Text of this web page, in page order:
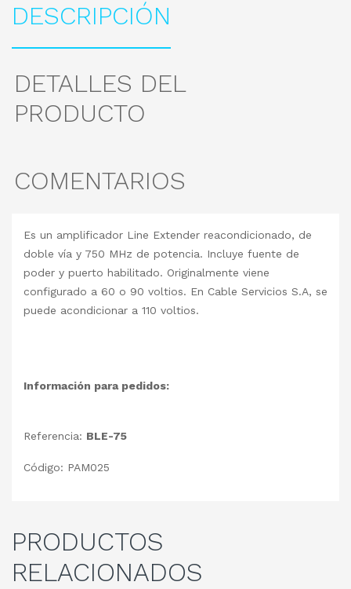
DESCRIPCIÓN
DETALLES DEL
PRODUCTO
COMENTARIOS
Es un amplificador Line Extender reacondicionado, de
doble vía y 750 MHz de potencia. Incluye fuente de
poder y puerto habilitado. Originalmente viene
configurado a 60 o 90 voltios. En Cable Servicios S.A, se
puede acondicionar a 110 voltios.
Información para pedidos:
Referencia: BLE-75
Código: PAM025
PRODUCTOS
RELACIONADOS